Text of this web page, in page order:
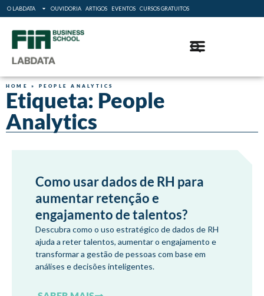
O LABDATA OUVIDORIA ARTIGOS EVENTOS CURSOS GRATUITOS
HOME » PEOPLE ANALYTICS
Etiqueta: People
Analytics
Como usar dados de RH para
aumentar retenção e
engajamento de talentos?
Descubra como o uso estratégico de dados de RH
ajuda a reter talentos, aumentar o engajamento e
transformar a gestão de pessoas com base em
análises e decisões inteligentes.